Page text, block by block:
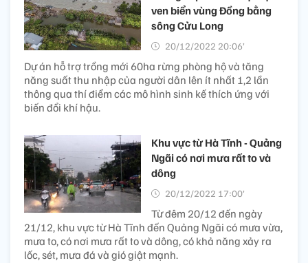
ven biển vùng Đồng bằng
sông Cửu Long
20/12/2022 20:06’
Dự án hỗ trợ trồng mới 60ha rừng phòng hộ và tăng
năng suất thu nhập của người dân lên ít nhất 1,2 lần
thông qua thí điểm các mô hình sinh kế thích ứng với
biến đổi khí hậu.
Khu vực từ Hà Tĩnh - Quảng
Ngãi có nơi mưa rất to và
dông
20/12/2022 17:00’
Từ đêm 20/12 đến ngày
21/12, khu vực từ Hà Tĩnh đến Quảng Ngãi có mưa vừa,
mưa to, có nơi mưa rất to và dông, có khả năng xảy ra
lốc, sét, mưa đá và gió giật mạnh.